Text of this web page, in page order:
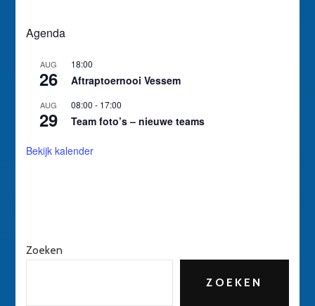
Agenda
AUG
26
18:00
Aftraptoernooi Vessem
AUG
29
08:00 - 17:00
Team foto’s – nieuwe teams
Bekijk kalender
Zoeken
ZOEKEN